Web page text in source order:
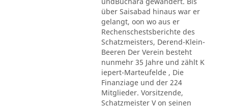
über Saisabad hinaus war er
gelangt, oon wo aus er
Rechenschestsberichte des
Schatzmeisters, Derend-Klein-
Beeren Der Verein besteht
nunmehr 35 Jahre und zählt K
iepert-Marteufelde , Die
Finanziage und der 224
Mitglieder. Vorsitzende,
Schatzmeister V on seinen